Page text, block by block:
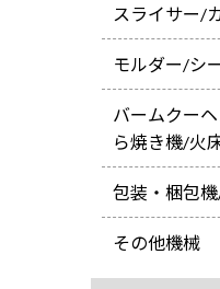
スライサー/
モルダー/シ
バームクー
ら焼き機/火
包装・梱包
その他機械